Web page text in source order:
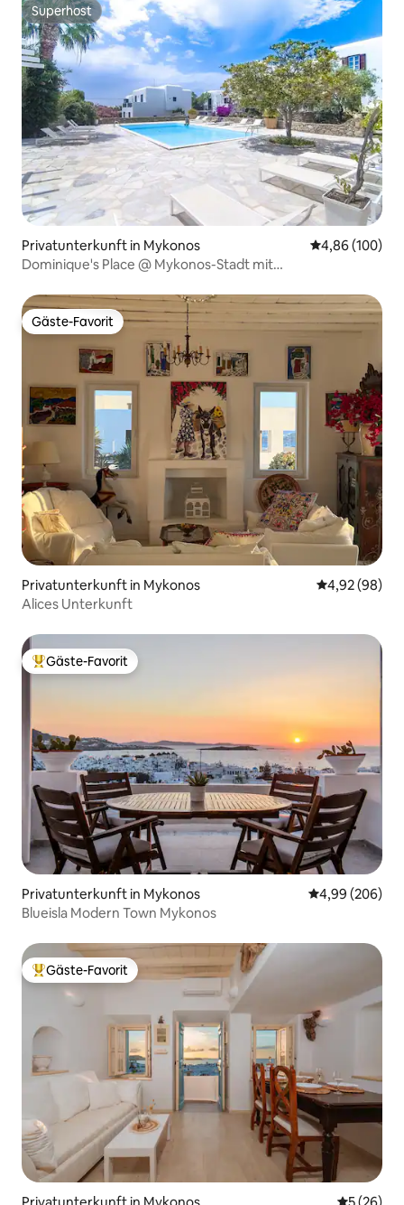
Superhost
Superhost
Privatunterkunft in Mykonos
4,86 (100)
Dominique's Place @ Mykonos-Stadt mit
Gäste-Favorit
Gäste-Favorit
Privatunterkunft in Mykonos
4,92 (98)
Alices Unterkunft
Beliebter Gäste-Favorit.
Gäste-Favorit
Privatunterkunft in Mykonos
4,99 (206)
Blueisla Modern Town Mykonos
Beliebter Gäste-Favorit.
Gäste-Favorit